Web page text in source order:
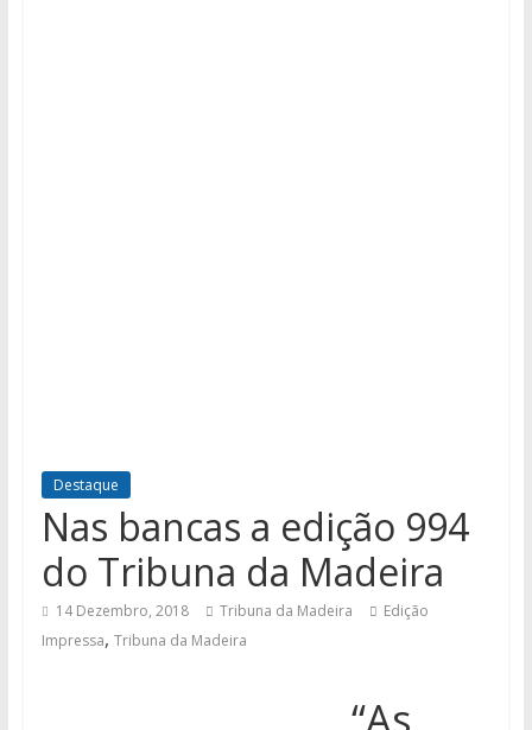
Destaque
Nas bancas a edição 994
do Tribuna da Madeira
14 Dezembro, 2018 Tribuna da Madeira
Edição
Impressa, Tribuna da Madeira